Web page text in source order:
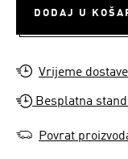
DODAJ U
Vrijeme dostave
Besplatna
Povrat